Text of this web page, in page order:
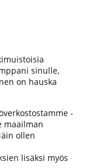
sinulle,
on hauska
-
maailman
ollen
lisäksi myös